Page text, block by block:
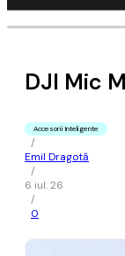
DJI Mic
Accesorii Inteligente
/
Emil Dragotă
/
6 iul. 26
/
0